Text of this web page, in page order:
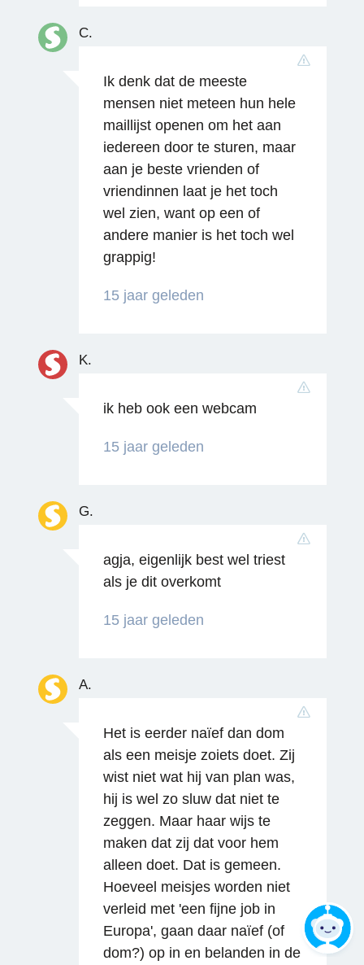
Reageren
C.
Ik denk dat de meeste
mensen niet meteen hun hele
maillijst openen om het aan
iedereen door te sturen, maar
aan je beste vrienden of
vriendinnen laat je het toch
wel zien, want op een of
andere manier is het toch wel
grappig!
15 jaar geleden
K.
ik heb ook een webcam
15 jaar geleden
Reageren
G.
agja, eigenlijk best wel triest
als je dit overkomt
15 jaar geleden
Reageren
A.
Het is eerder naïef dan dom
als een meisje zoiets doet. Zij
wist niet wat hij van plan was,
hij is wel zo sluw dat niet te
zeggen. Maar haar wijs te
maken dat zij dat voor hem
alleen doet. Dat is gemeen.
Hoeveel meisjes worden niet
verleid met 'een fijne job in
Europa', gaan daar naïef (of
dom?) op in en belanden in de